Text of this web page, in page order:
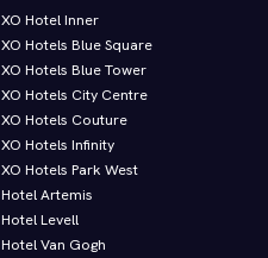
XO Hotel Inner
XO Hotels Blue Square
XO Hotels Blue Tower
XO Hotels City Centre
XO Hotels Couture
XO Hotels Infinity
XO Hotels Park West
Hotel Artemis
Hotel Levell
Hotel Van Gogh